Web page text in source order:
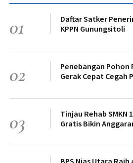
01
Daftar Satker
KPPN Gunungsitoli
02
Penebangan Pohon
Gerak Cepat Cegah
03
Tinjau Rehab SMKN
Gratis Bikin
BPS Nias Utara Raih